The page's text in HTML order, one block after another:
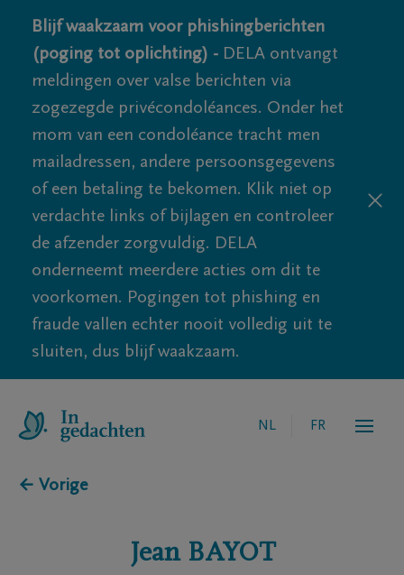
Blijf waakzaam voor phishingberichten
(poging tot oplichting) - DELA ontvangt
meldingen over valse berichten via
zogezegde privécondoléances. Onder het
mom van een condoléance tracht men
mailadressen, andere persoonsgegevens
of een betaling te bekomen. Klik niet op
verdachte links of bijlagen en controleer
de afzender zorgvuldig. DELA
onderneemt meerdere acties om dit te
voorkomen. Pogingen tot phishing en
fraude vallen echter nooit volledig uit te
sluiten, dus blijf waakzaam.
NL FR
← Vorige
Jean BAYOT